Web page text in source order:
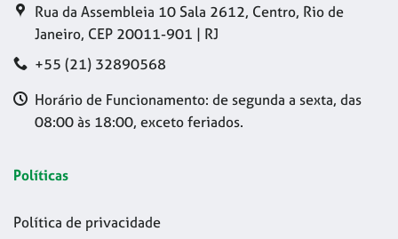
Rua da Assembleia 10 Sala 2612, Centro, Rio de
Janeiro, CEP 20011-901 | RJ
+55 (21) 32890568
Horário de Funcionamento: de segunda a sexta, das
08:00 às 18:00, exceto feriados.
Políticas
Política de privacidade